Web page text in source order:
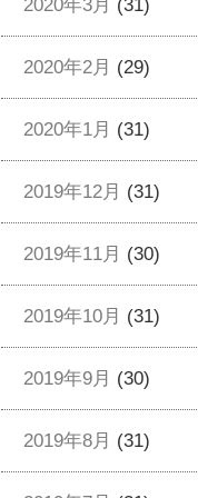
2020年3月 (31)
2020年2月 (29)
2020年1月 (31)
2019年12月 (31)
2019年11月 (30)
2019年10月 (31)
2019年9月 (30)
2019年8月 (31)